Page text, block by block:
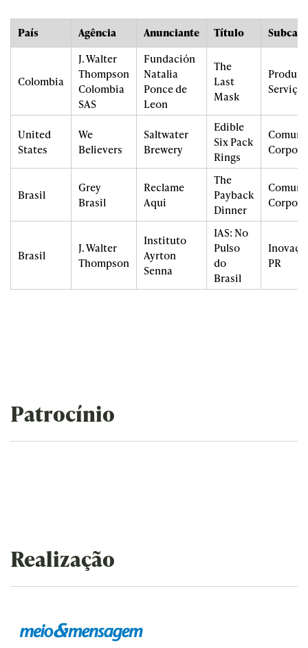
País Agência Anunciante Título
Colombia
J. Walter
Thompson
Colombia
SAS
Fundación
Natalia
Ponce de
Leon
The
Last
Mask
United
States
We
Believers
Saltwater
Brewery
Edible
Six Pack
Rings
Brasil
Grey
Brasil
Reclame
Aqui
The
Payback
Dinner
Brasil
J. Walter
Thompson
Instituto
Ayrton
Senna
IAS: No
Pulso
do
Brasil
PR
Patrocínio
Realização